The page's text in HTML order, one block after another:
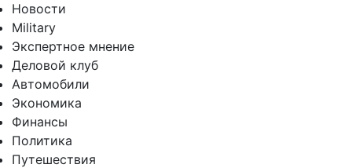
Новости
Military
Экспертное мнение
Деловой клуб
Автомобили
Экономика
Финансы
Политика
Путешествия